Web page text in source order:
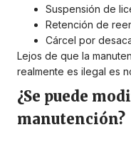
Suspensión de
Retención de
Cárcel por
Lejos de que la
realmente es ilegal es
¿Se puede
manutención?